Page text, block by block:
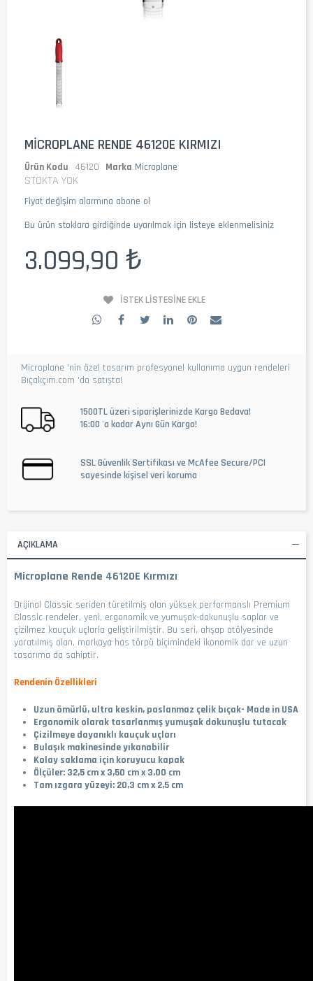
MICROPLANE RENDE 46120E KIRMIZI
Ürün Kodu 46120 Marka Microplane
STOKTA YOK
Fiyat değişim alarmına abone ol
Bu ürün stoklara girdiğinde uyarılmak için listeye eklenmelisiniz
3.099,90 ₺
İSTEK LISTESINE EKLE
Microplane 'nin özel tasarım profesyonel kullanıma uygun rendeleri
Bıçakçım.com 'da satışta!
1500TL üzeri siparişlerinizde Kargo Bedava!
16:00 'a kadar Aynı Gün Kargo!
SSL Güvenlik Sertifikası ve McAfee Secure/PCI
sayesinde kişisel veri koruma
AÇIKLAMA
Microplane Rende 46120E Kırmızı
Orijinal Classic seriden türetilmiş olan yüksek performanslı Premium
Classic rendeler, yeni, ergonomik ve yumuşak-dokunuşlu saplar ve
çizilmez kauçuk uçlarla geliştirilmiştir. Bu seri, ahşap atölyesinde
yaratılmış olan, markaya has törpü biçimindeki ikonomik dar ve uzun
tasarıma da sahiptir.
Rendenin Özellikleri
Uzun ömürlü, ultra keskin, paslanmaz çelik bıçak- Made in USA
Ergonomik olarak tasarlanmış yumuşak dokunuşlu tutacak
Çizilmeye dayanıklı kauçuk uçları
Bulaşık makinesinde yıkanabilir
Kolay saklama için koruyucu kapak
Ölçüler: 32,5 cm x 3,50 cm x 3,00 cm
Tam ızgara yüzeyi: 20,3 cm x 2,5 cm